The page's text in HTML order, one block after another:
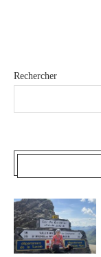
Rechercher